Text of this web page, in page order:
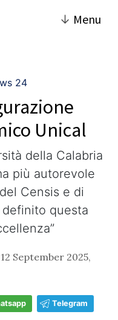
↓ Menu
24
Unical
della Calabria
più autorevole
Censis e di
questa
12 September 2025,
Telegram